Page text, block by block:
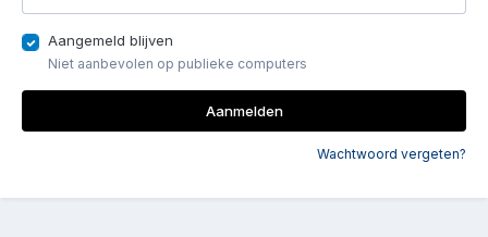
Aangemeld blijven
Niet aanbevolen op publieke computers
Aanmelden
Wachtwoord vergeten?